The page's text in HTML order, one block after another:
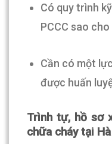
Có quy trình
PCCC sao
Cần có một
được huấn
Trình tự, hồ sơ
chữa cháy tại